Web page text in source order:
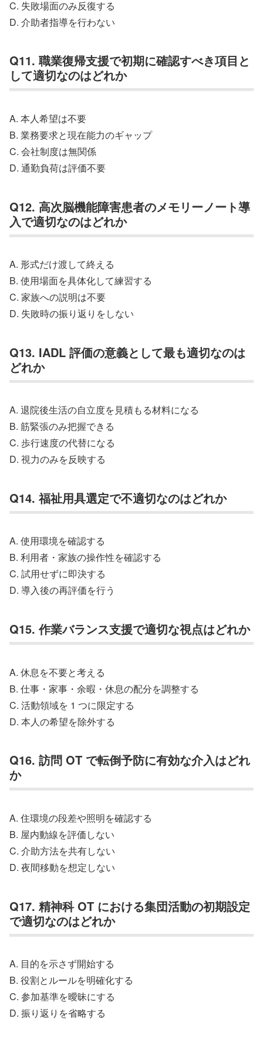
C. 失敗場面のみ反復する
D. 介助者指導を行わない
Q11. 職業復帰支援で初期に確認すべき項目と
して適切なのはどれか
A. 本人希望は不要
B. 業務要求と現在能力のギャップ
C. 会社制度は無関係
D. 通勤負荷は評価不要
Q12. 高次脳機能障害患者のメモリーノート導
入で適切なのはどれか
A. 形式だけ渡して終える
B. 使用場面を具体化して練習する
C. 家族への説明は不要
D. 失敗時の振り返りをしない
Q13. IADL 評価の意義として最も適切なのは
どれか
A. 退院後生活の自立度を見積もる材料になる
B. 筋緊張のみ把握できる
C. 歩行速度の代替になる
D. 視力のみを反映する
Q14. 福祉用具選定で不適切なのはどれか
A. 使用環境を確認する
B. 利用者・家族の操作性を確認する
C. 試用せずに即決する
D. 導入後の再評価を行う
Q15. 作業バランス支援で適切な視点はどれか
A. 休息を不要と考える
B. 仕事・家事・余暇・休息の配分を調整する
C. 活動領域を 1 つに限定する
D. 本人の希望を除外する
Q16. 訪問 OT で転倒予防に有効な介入はどれ
か
A. 住環境の段差や照明を確認する
B. 屋内動線を評価しない
C. 介助方法を共有しない
D. 夜間移動を想定しない
Q17. 精神科 OT における集団活動の初期設定
で適切なのはどれか
A. 目的を示さず開始する
B. 役割とルールを明確化する
C. 参加基準を曖昧にする
D. 振り返りを省略する